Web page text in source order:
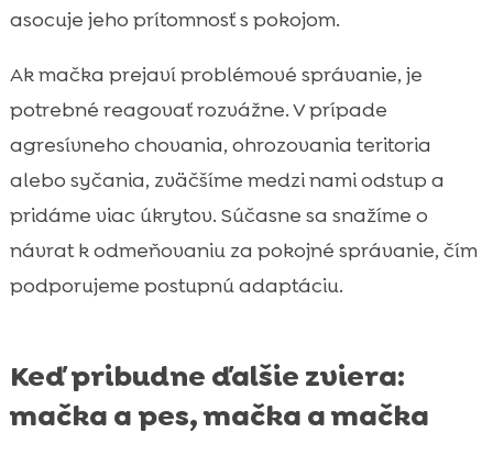
asocuje jeho prítomnosť s pokojom.
Ak mačka prejaví problémové správanie, je
potrebné reagovať rozvážne. V prípade
agresívneho chovania, ohrozovania teritoria
alebo syčania, zväčšíme medzi nami odstup a
pridáme viac úkrytov. Súčasne sa snažíme o
návrat k odmeňovaniu za pokojné správanie, čím
podporujeme postupnú adaptáciu.
Keď pribudne ďalšie zviera:
mačka a pes, mačka a mačka